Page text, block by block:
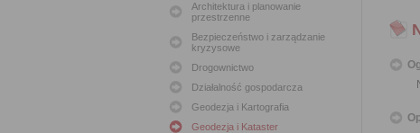
Architektura i planowanie
przestrzenne
Bezpieczeństwo i zarządzanie
kryzysowe
Drogownictwo
Działalność gospodarcza
Geodezja i Kartografia
Geodezja i Kataster